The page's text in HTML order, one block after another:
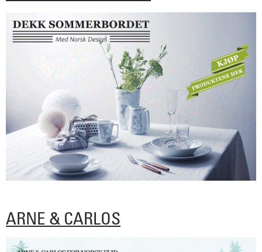
ARNE & CARLOS